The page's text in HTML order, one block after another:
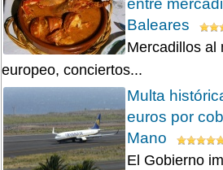
entre
Baleares
Mercadillos al
europeo, conciertos...
Multa
euros por
Mano
El Gobierno